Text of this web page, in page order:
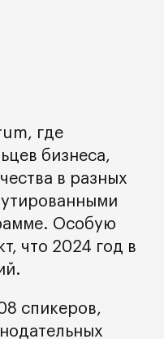
где
бизнеса,
в разных
Особую
что 2024 год в
спикеров,